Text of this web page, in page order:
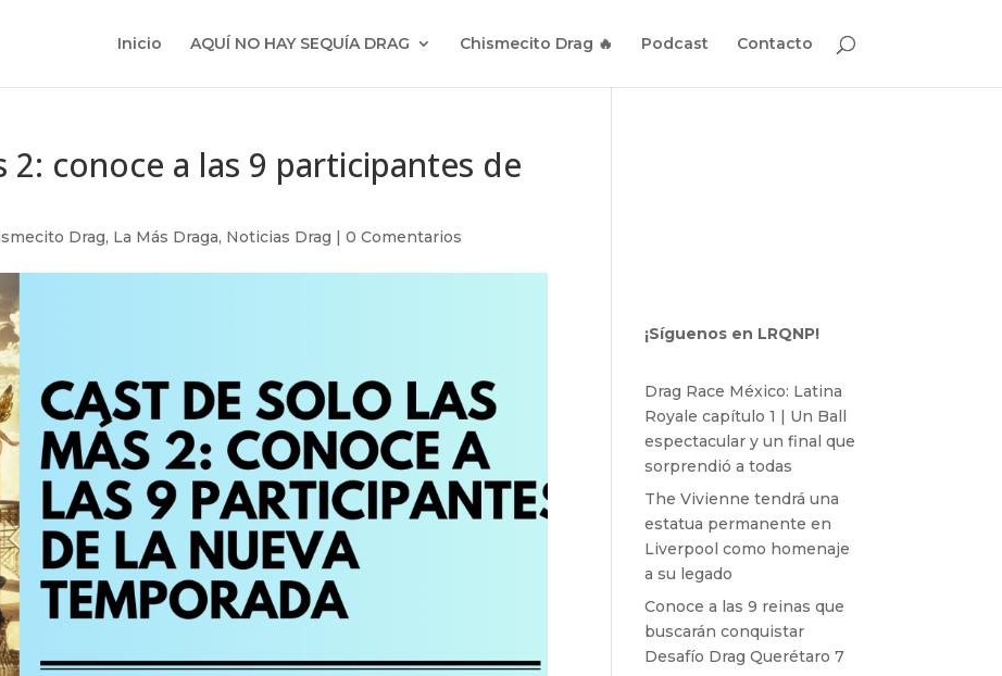
Inicio AQUÍ NO HAY SEQUÍA DRAG Chismecito Drag 🔥 Podcast Contacto
2: conoce a las 9 participantes de
Drag, La Más Draga, Noticias Drag |0 Comentarios
¡Síguenos en LRQNP!
Drag Race México: Latina
Royale capítulo 1 | Un Ball
espectacular y un final que
sorprendió a todas
The Vivienne tendrá una
estatua permanente en
Liverpool como homenaje
a su legado
Conoce a las 9 reinas que
buscarán conquistar
Desafío Drag Querétaro 7